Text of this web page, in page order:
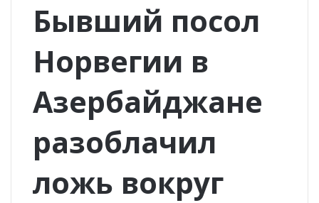
Бывший посол
Норвегии в
Азербайджане
разоблачил
ложь вокруг